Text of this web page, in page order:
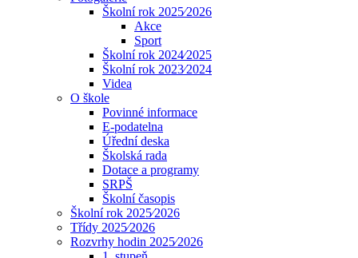
Školní rok 2025⁄2026
Akce
Sport
Školní rok 2024⁄2025
Školní rok 2023⁄2024
Videa
O škole
Povinné informace
E-podatelna
Úřední deska
Školská rada
Dotace a programy
SRPŠ
Školní časopis
Školní rok 2025⁄2026
Třídy 2025⁄2026
Rozvrhy hodin 2025⁄2026